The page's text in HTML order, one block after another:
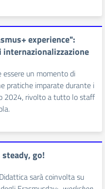
experience":
essere un momento di
pratiche imparate durante i
2024, rivolto a tutto lo staff
steady, go!
sarà coinvolta su